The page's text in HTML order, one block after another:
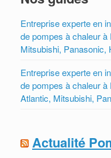
Entreprise experte en
de pompes à chaleur
Mitsubishi, Panasonic,
Entreprise experte en
de pompes à chaleur à
Atlantic, Mitsubishi,
Actualité